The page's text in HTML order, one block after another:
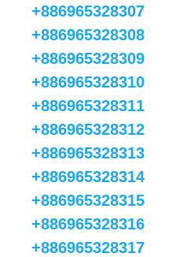
+886965328307
+886965328308
+886965328309
+886965328310
+886965328311
+886965328312
+886965328313
+886965328314
+886965328315
+886965328316
+886965328317